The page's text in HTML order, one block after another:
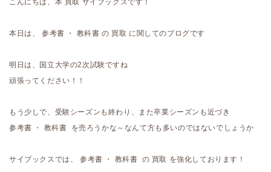
こんにちは、本 買取 サイブックスです！
本日は、 参考書 ・ 教科書 の 買取 に関してのブログです
明日は、国立大学の2次試験ですね
頑張ってください！！
もう少しで、受験シーズンも終わり、また卒業シーズンも近づき
参考書 ・ 教科書 を売ろうかな～なんて方も多いのではないでしょうか
サイブックスでは、 参考書 ・ 教科書 の 買取 を強化しております！